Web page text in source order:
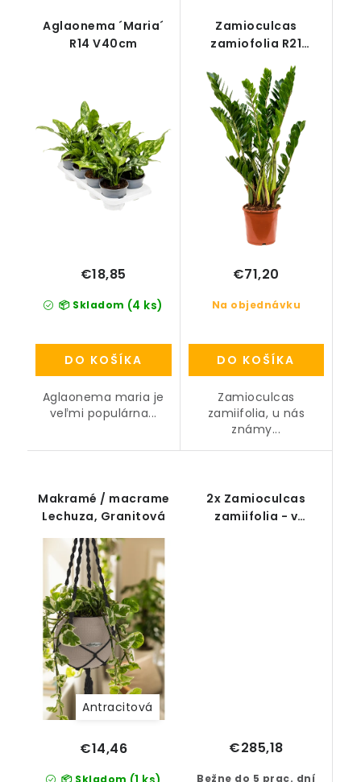
Aglaonema ´Maria´
R14 V40cm
📦 Skladom (4 ks)
€18,85
DO KOŠÍKA
Aglaonema maria je
veľmi populárna...
Zamioculcas
zamiofolia R21
Na objednávku
€71,20
DO KOŠÍKA
Zamioculcas
zamiifolia, u nás
známy...
Makramé / macrame
Lechuza, Granitová
Antracitová
€14,46
2x Zamioculcas
zamiifolia - v
Bežne do 5 prac. dní
€285,18